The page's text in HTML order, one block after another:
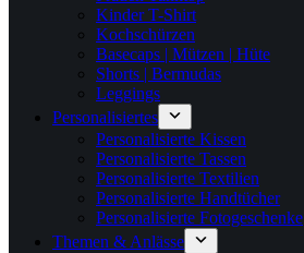
Kinder T-Shirt
Kochschürzen
Basecaps | Mützen | Hüte
Shorts | Bermudas
Leggings
Personalisiertes
Personalisierte Kissen
Personalisierte Tassen
Personalisierte Textilien
Personalisierte Handtücher
Personalisierte Fotogeschenke
Themen & Anlässe